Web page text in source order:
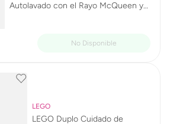
Autolavado con el Rayo McQueen y
LEGO
LEGO Duplo Cuidado de